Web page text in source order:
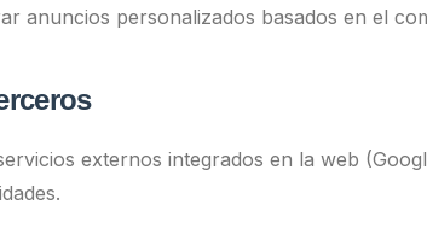
anuncios personalizados basados en el
externos integrados en la web